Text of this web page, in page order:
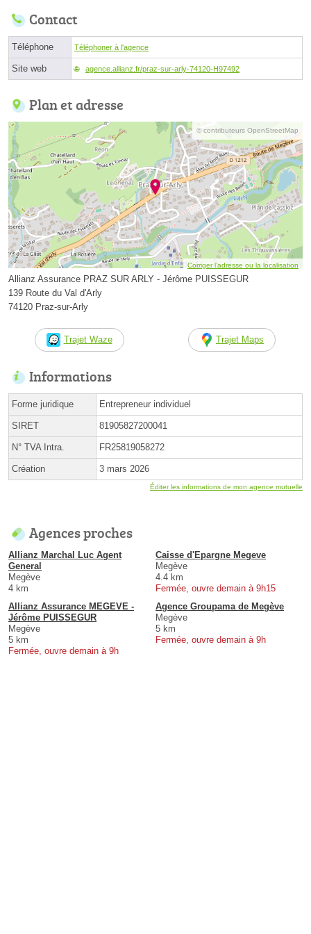
Contact
Téléphone Téléphoner à l'agence
Site web agence.allianz.fr/praz-sur-arly-74120-H97492
Plan et adresse
© contributeurs OpenStreetMap
Corriger l’adresse ou la localisation
Allianz Assurance PRAZ SUR ARLY - Jérôme PUISSEGUR
139 Route du Val d'Arly
74120 Praz-sur-Arly
Trajet Waze Trajet Maps
Informations
Forme juridique Entrepreneur individuel
SIRET 81905827200041
N° TVA Intra. FR25819058272
Création 3 mars 2026
Éditer les informations de mon agence mutuelle
Agences proches
Allianz Marchal Luc Agent
General
Megève
4 km
Caisse d'Epargne Megeve
Megève
4.4 km
Fermée, ouvre demain à 9h15
Allianz Assurance MEGEVE -
Jérôme PUISSEGUR
Megève
5 km
Fermée, ouvre demain à 9h
Agence Groupama de Megève
Megève
5 km
Fermée, ouvre demain à 9h